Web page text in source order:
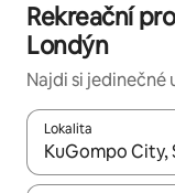
Rekreační
Londýn
Najdi si
Lokalita
Až budou